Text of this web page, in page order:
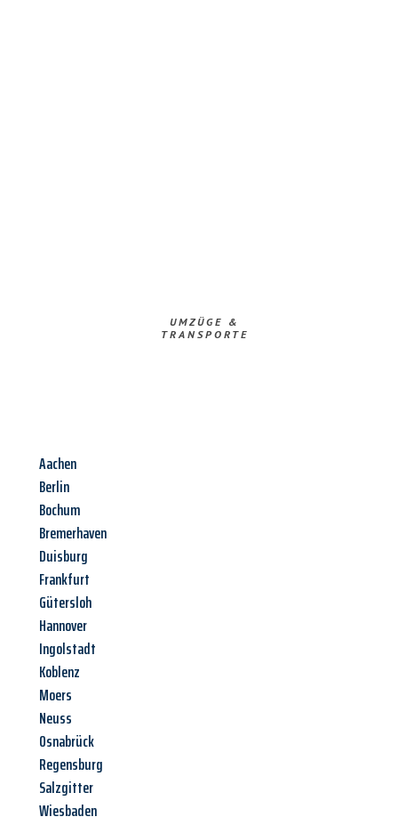
UMZÜGE &
TRANSPORTE
Aachen
Berlin
Bochum
Bremerhaven
Duisburg
Frankfurt
Gütersloh
Hannover
Ingolstadt
Koblenz
Moers
Neuss
Osnabrück
Regensburg
Salzgitter
Wiesbaden